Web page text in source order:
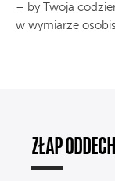
– by Twoja
w wymiarze
ZŁAP ODDECH